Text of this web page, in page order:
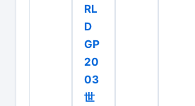
RL
D
GP
20
03
世